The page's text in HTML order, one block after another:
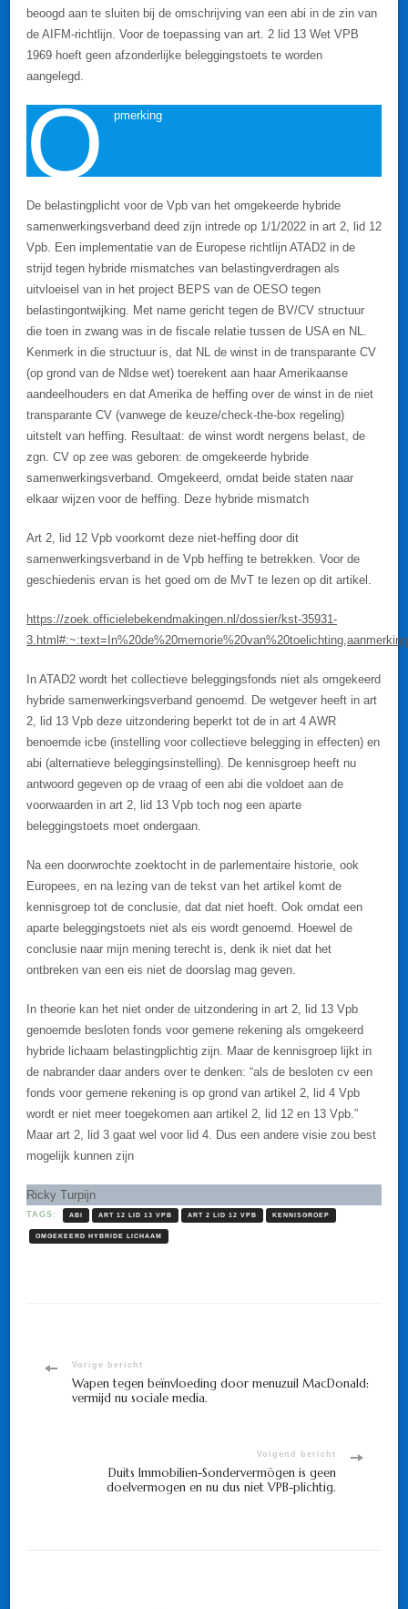
beoogd aan te sluiten bij de omschrijving van een abi in de zin van
de AIFM-richtlijn. Voor de toepassing van art. 2 lid 13 Wet VPB
1969 hoeft geen afzonderlijke beleggingstoets te worden
aangelegd.
O pmerking
De belastingplicht voor de Vpb van het omgekeerde hybride
samenwerkingsverband deed zijn intrede op 1/1/2022 in art 2, lid 12
Vpb. Een implementatie van de Europese richtlijn ATAD2 in de
strijd tegen hybride mismatches van belastingverdragen als
uitvloeisel van in het project BEPS van de OESO tegen
belastingontwijking. Met name gericht tegen de BV/CV structuur
die toen in zwang was in de fiscale relatie tussen de USA en NL.
Kenmerk in die structuur is, dat NL de winst in de transparante CV
(op grond van de Nldse wet) toerekent aan haar Amerikaanse
aandeelhouders en dat Amerika de heffing over de winst in de niet
transparante CV (vanwege de keuze/check-the-box regeling)
uitstelt van heffing. Resultaat: de winst wordt nergens belast, de
zgn. CV op zee was geboren: de omgekeerde hybride
samenwerkingsverband. Omgekeerd, omdat beide staten naar
elkaar wijzen voor de heffing. Deze hybride mismatch
Art 2, lid 12 Vpb voorkomt deze niet-heffing door dit
samenwerkingsverband in de Vpb heffing te betrekken. Voor de
geschiedenis ervan is het goed om de MvT te lezen op dit artikel.
https://zoek.officielebekendmakingen.nl/dossier/kst-35931-
In ATAD2 wordt het collectieve beleggingsfonds niet als omgekeerd
hybride samenwerkingsverband genoemd. De wetgever heeft in art
2, lid 13 Vpb deze uitzondering beperkt tot de in art 4 AWR
benoemde icbe (instelling voor collectieve belegging in effecten) en
abi (alternatieve beleggingsinstelling). De kennisgroep heeft nu
antwoord gegeven op de vraag of een abi die voldoet aan de
voorwaarden in art 2, lid 13 Vpb toch nog een aparte
beleggingstoets moet ondergaan.
Na een doorwrochte zoektocht in de parlementaire historie, ook
Europees, en na lezing van de tekst van het artikel komt de
kennisgroep tot de conclusie, dat dat niet hoeft. Ook omdat een
aparte beleggingstoets niet als eis wordt genoemd. Hoewel de
conclusie naar mijn mening terecht is, denk ik niet dat het
ontbreken van een eis niet de doorslag mag geven.
In theorie kan het niet onder de uitzondering in art 2, lid 13 Vpb
genoemde besloten fonds voor gemene rekening als omgekeerd
hybride lichaam belastingplichtig zijn. Maar de kennisgroep lijkt in
de nabrander daar anders over te denken: “als de besloten cv een
fonds voor gemene rekening is op grond van artikel 2, lid 4 Vpb
wordt er niet meer toegekomen aan artikel 2, lid 12 en 13 Vpb.”
Maar art 2, lid 3 gaat wel voor lid 4. Dus een andere visie zou best
mogelijk kunnen zijn
Ricky Turpijn
TAGS: ABI ART 12 LID 13 VPB ART 2 LID 12 VPB KENNISGROEP
OMGEKEERD HYBRIDE LICHAAM
Bericht
navigatie
Vorige bericht
Wapen tegen beïnvloeding door menuzuil MacDonald:
vermijd nu sociale media.
Volgend bericht
Duits Immobilien-Sondervermögen is geen
doelvermogen en nu dus niet VPB-plichtig.